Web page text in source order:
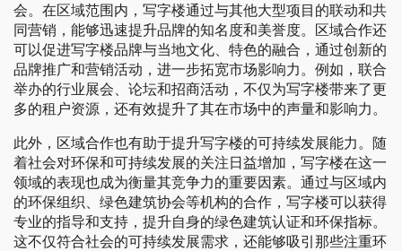
会。在区域范围内，写字楼通过与其他大型项目的联动和共
同营销，能够迅速提升品牌的知名度和美誉度。区域合作还
可以促进写字楼品牌与当地文化、特色的融合，通过创新的
品牌推广和营销活动，进一步拓宽市场影响力。例如，联合
举办的行业展会、论坛和招商活动，不仅为写字楼带来了更
多的租户资源，还有效提升了其在市场中的声量和影响力。
此外，区域合作也有助于提升写字楼的可持续发展能力。随
着社会对环保和可持续发展的关注日益增加，写字楼在这一
领域的表现也成为衡量其竞争力的重要因素。通过与区域内
的环保组织、绿色建筑协会等机构的合作，写字楼可以获得
专业的指导和支持，提升自身的绿色建筑认证和环保指标。
这不仅符合社会的可持续发展需求，还能够吸引那些注重环